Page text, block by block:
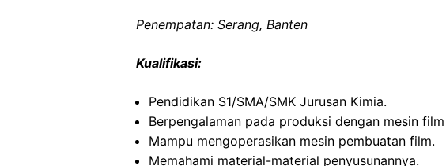
Penempatan: Serang, Banten
Kualifikasi:
Pendidikan S1/SMA/SMK Jurusan Kimia.
Berpengalaman pada produksi dengan mesin
Mampu mengoperasikan mesin pembuatan film.
Memahami material-material penyusunannya.